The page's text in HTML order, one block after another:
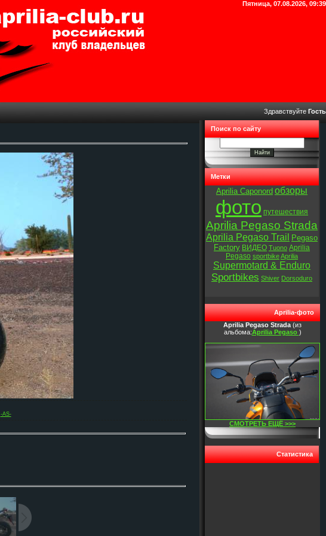
Пятница, 07.08.2026, 09:39
Здравствуйте Гость
-AS-
Поиск по сайту
Метки
Aprilia Caponord обзоры
фото путешествия
Aprilia Pegaso Strada
Aprilia Pegaso Trail
Pegaso
Factory ВИДЕО Tuono Aprilia
Pegaso sportbikeAprilia
Supermotard & Enduro
Sportbikes Shiver Dorsoduro
Aprilia-фото
Aprilia Pegaso Strada (из
альбома:Aprilia Pegaso )
СМОТРЕТЬ ЕЩЁ >>>
Статистика